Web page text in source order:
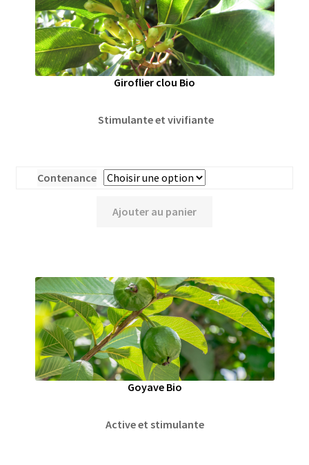
Giroflier clou Bio
Stimulante et vivifiante
Contenance
Ajouter au panier
Goyave Bio
Active et stimulante